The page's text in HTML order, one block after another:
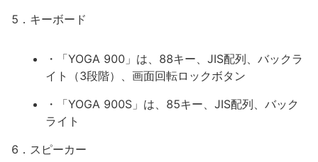
5．キーボード
・「YOGA 900」は、88キー、JIS配列、バックラ
イト（3段階）、画面回転ロックボタン
・「YOGA 900S」は、85キー、JIS配列、バック
ライト
6．スピーカー